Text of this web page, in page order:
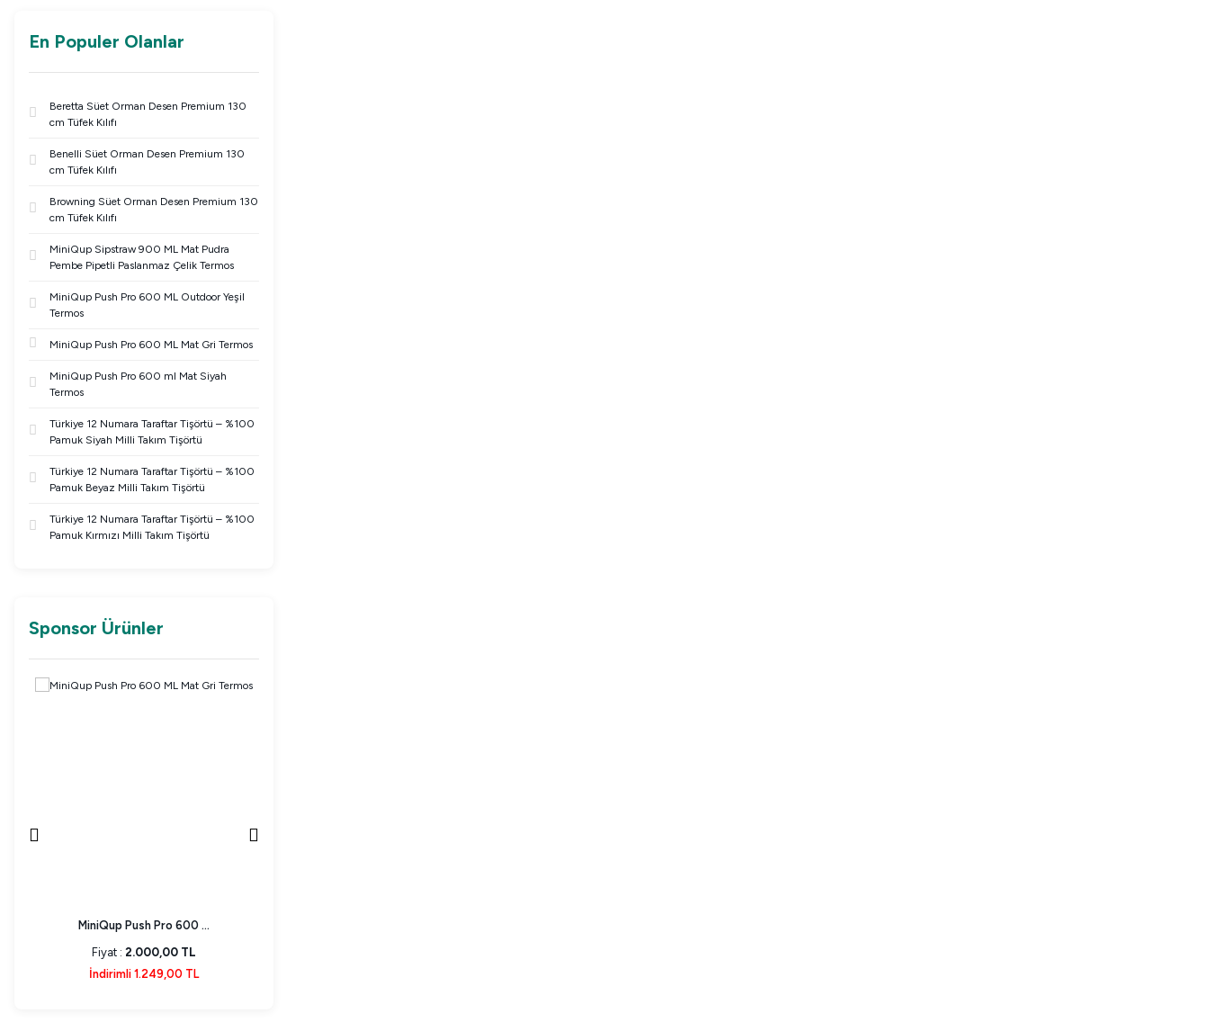
En Populer Olanlar
Beretta Süet Orman Desen Premium 130
cm Tüfek Kılıfı
Benelli Süet Orman Desen Premium 130
cm Tüfek Kılıfı
Browning Süet Orman Desen Premium 130
cm Tüfek Kılıfı
MiniQup Sipstraw 900 ML Mat Pudra
Pembe Pipetli Paslanmaz Çelik Termos
MiniQup Push Pro 600 ML Outdoor Yeşil
Termos
MiniQup Push Pro 600 ML Mat Gri Termos
MiniQup Push Pro 600 ml Mat Siyah
Termos
Türkiye 12 Numara Taraftar Tişörtü – %100
Pamuk Siyah Milli Takım Tişörtü
Türkiye 12 Numara Taraftar Tişörtü – %100
Pamuk Beyaz Milli Takım Tişörtü
Türkiye 12 Numara Taraftar Tişörtü – %100
Pamuk Kırmızı Milli Takım Tişörtü
Sponsor Ürünler
MiniQup Push Pro 600 ...
Fiyat : 2.000,00 TL
İndirimli 1.249,00 TL